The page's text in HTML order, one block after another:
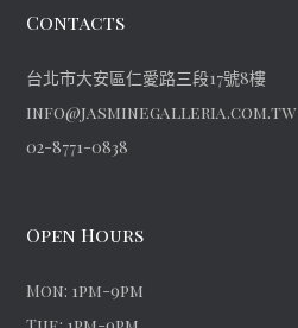
Contacts
台北市大安區仁愛路三段17號8樓
info@jasminegalleria.com.tw
02-8771-0838
Open Hours
Mon: 1pm-9pm